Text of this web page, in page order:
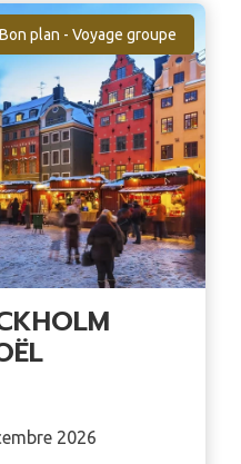
Bon plan - Voyage groupe
2026